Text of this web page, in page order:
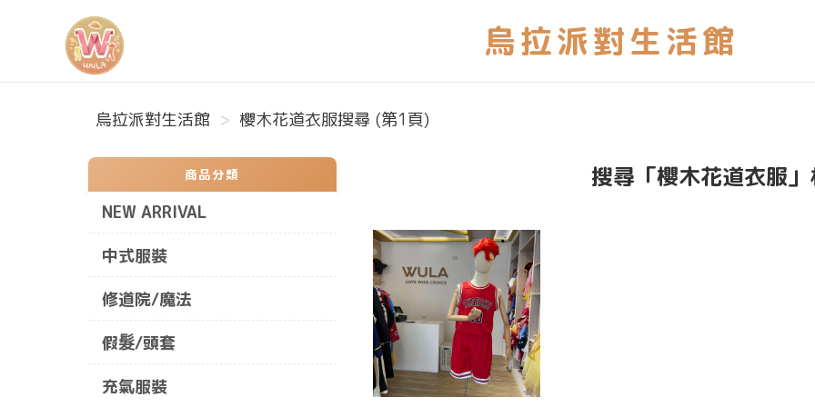
烏拉派對生活館
烏拉派對生活館 櫻木花道衣服搜尋 (第1頁)
商品分類
NEW ARRIVAL
中式服裝
修道院/魔法
假髮/頭套
充氣服裝
搜尋「櫻木花道衣服